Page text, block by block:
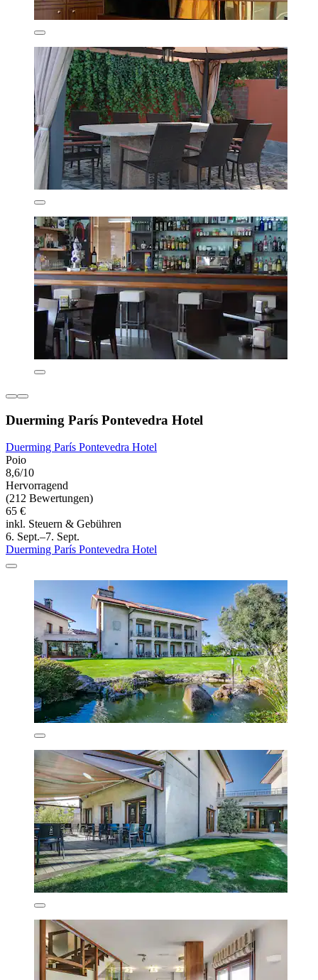
Duerming París Pontevedra Hotel
Duerming París Pontevedra Hotel
Poio
8,6/10
Hervorragend
(212 Bewertungen)
65 €
inkl. Steuern & Gebühren
6. Sept.–7. Sept.
Duerming París Pontevedra Hotel